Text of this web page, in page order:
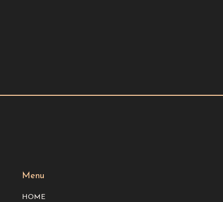
Menu
HOME